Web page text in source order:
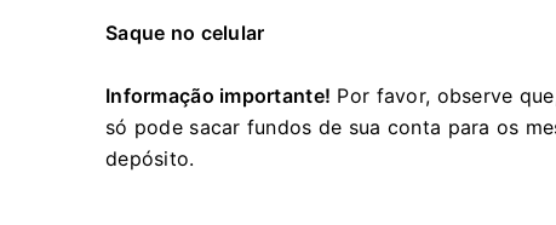
Saque no celular
Informação importante! Por favor, observe
só pode sacar fundos de sua conta para os
depósito.